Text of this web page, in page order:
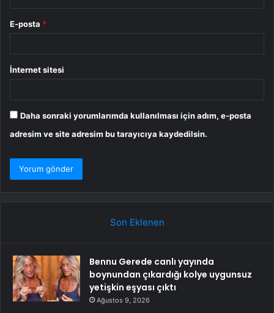
E-posta *
İnternet sitesi
Daha sonraki yorumlarımda kullanılması için adım, e-posta
adresim ve site adresim bu tarayıcıya kaydedilsin.
Son Eklenen
Bennu Gerede canlı yayında
boynundan çıkardığı kolye uygunsuz
yetişkin eşyası çıktı
Ağustos 9, 2026